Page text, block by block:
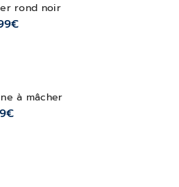
rond noir
€
à mâcher
€